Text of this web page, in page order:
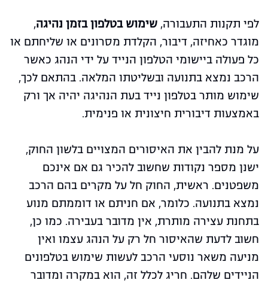
לפי תקנות התעבורה, שימוש בטלפון בזמן נהיגה,
מוגדר כאחיזה, דיבור, הקלדת מסרונים או שליחתם או
כל פעולה ביישומי הטלפון הנייד על ידי הנהג כאשר
הרכב נמצא בתנועה ובשליטתו המלאה. בהתאם לכך,
שימוש מותר בטלפון נייד בעת הנהיגה יהיה אך ורק
באמצעות דיבורית חיצונית או פנימית.
על מנת להבין את האיסורים המצויים בלשון החוק,
ישנן מספר נקודות שחשוב להכיר גם אם אינכם
משפטנים. ראשית, החוק חל על מקרים בהם הרכב
נמצא בתנועה. כלומר, אם חניתם או דוממתם מנוע
בתחנת עצירה מותרת, אין מדובר בעבירה. כמו כן,
חשוב לדעת שהאיסור חל רק על הנהג עצמו ואין
מניעה משאר נוסעי הרכב לעשות שימוש בטלפונים
הניידים שלהם. חריג לכלל זה, הוא במקרה ומדובר